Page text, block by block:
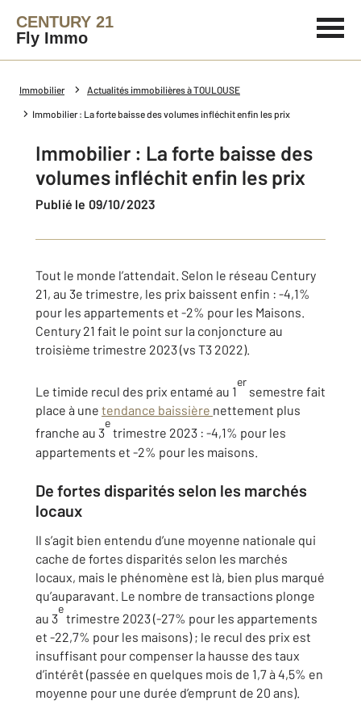
CENTURY 21
Fly Immo
Immobilier Actualités immobilières à TOULOUSE
Immobilier : La forte baisse des volumes infléchit enfin les prix
Immobilier : La forte baisse des
volumes infléchit enfin les prix
Publié le 09/10/2023
Tout le monde l’attendait. Selon le réseau Century
21, au 3e trimestre, les prix baissent enfin : -4,1%
pour les appartements et -2% pour les Maisons.
Century 21 fait le point sur la conjoncture au
troisième trimestre 2023 (vs T3 2022).
Le timide recul des prix entamé au 1
er
semestre fait
place à une tendance baissière nettement plus
franche au 3
e
trimestre 2023 : -4,1% pour les
appartements et -2% pour les maisons.
De fortes disparités selon les marchés
locaux
Il s’agit bien entendu d’une moyenne nationale qui
cache de fortes disparités selon les marchés
locaux, mais le phénomène est là, bien plus marqué
qu’auparavant. Le nombre de transactions plonge
au 3
e
trimestre 2023 (-27% pour les appartements
et -22,7% pour les maisons) ; le recul des prix est
insuffisant pour compenser la hausse des taux
d’intérêt (passée en quelques mois de 1,7 à 4,5% en
moyenne pour une durée d’emprunt de 20 ans).